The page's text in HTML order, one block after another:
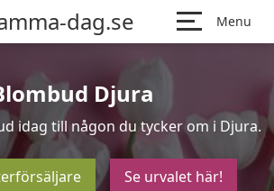
dag.se Menu
Djura
idag till någon du tycker om i Djura.
Se urvalet här!